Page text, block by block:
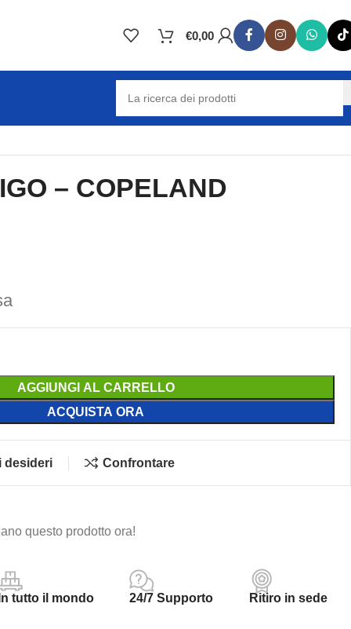
€0,00
– COPELAND
AGGIUNGI AL CARRELLO
ACQUISTA ORA
desideri Confrontare
questo prodotto ora!
In tutto il mondo 24/7 Supporto Ritiro in sede